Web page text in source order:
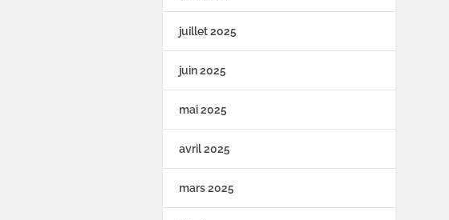
juillet 2025
juin 2025
mai 2025
avril 2025
mars 2025